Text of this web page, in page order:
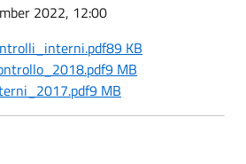
2022, 12:00
KB
MB
MB